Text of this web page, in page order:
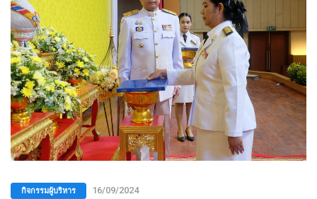
กิจกรรมผู้บริหาร 16/09/2024